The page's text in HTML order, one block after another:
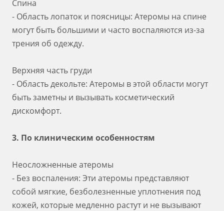
Спина
- Область лопаток и поясницы: Атеромы на спине
могут быть большими и часто воспаляются из-за
трения об одежду.
Верхняя часть груди
- Область декольте: Атеромы в этой области могут
быть заметны и вызывать косметический
дискомфорт.
3. По клиническим особенностям
Неосложненные атеромы
- Без воспаления: Эти атеромы представляют
собой мягкие, безболезненные уплотнения под
кожей, которые медленно растут и не вызывают